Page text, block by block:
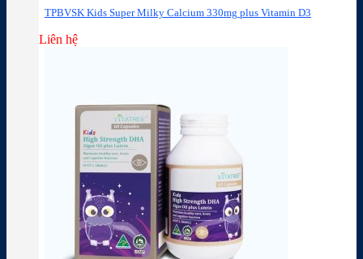
TPBVSK Kids Super Milky Calcium 330mg plus Vitamin D3
Liên hệ